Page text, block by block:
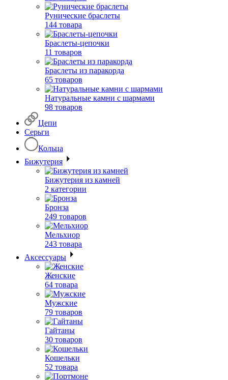
Рунические браслеты
144 товара
Браслеты-цепочки
11 товаров
Браслеты из паракорда
65 товаров
Натуральные камни с шармами
98 товаров
Цепи
Серьги
Кольца
Бижутерия
Бижутерия из камней
2 категории
Бронза
249 товаров
Мельхиор
243 товара
Аксессуары
Женские
64 товара
Мужские
79 товаров
Гайтаны
30 товаров
Кошельки
52 товара